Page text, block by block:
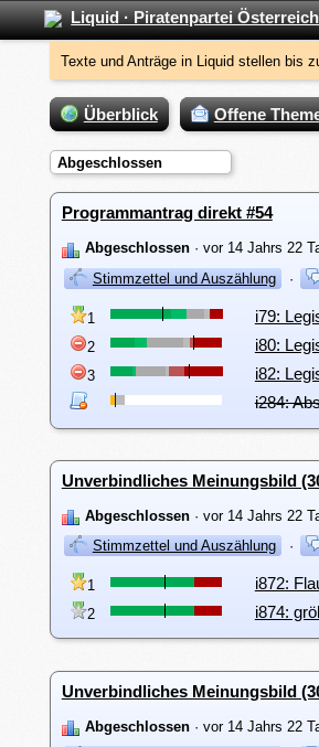
Liquid · Piratenpartei
Texte und Anträge in Liquid stellen bis
Überblick Offene
Abgeschlossen
Programmantrag direkt #54
Abgeschlossen· vor 14 Jahrs 22
Stimmzettel und Auszählung
·
1 i79:
2 i80:
3
i82:
i284:
Unverbindliches Meinungsbild
Abgeschlossen· vor 14 Jahrs 22
Stimmzettel und Auszählung
·
1 i872:
2 i874:
Unverbindliches Meinungsbild
Abgeschlossen· vor 14 Jahrs 22